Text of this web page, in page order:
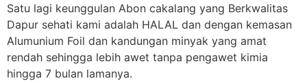
Satu lagi keunggulan Abon cakalang yang Berkwalitas
Dapur sehati kami adalah HALAL dan dengan kemasan
Alumunium Foil dan kandungan minyak yang amat
rendah sehingga lebih awet tanpa pengawet kimia
hingga 7 bulan lamanya.